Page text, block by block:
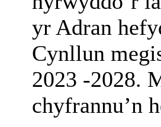
yr Adran
Cynllun
2023 -2028.
chyfrannu’n